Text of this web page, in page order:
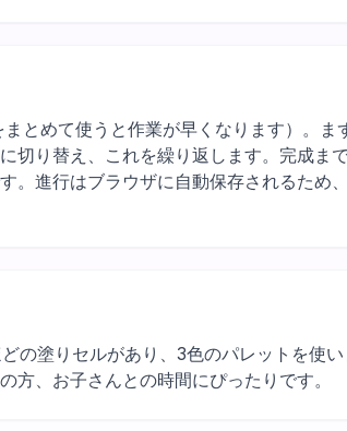
とめて使うと作業が早くなります）。ま
切り替え、これを繰り返します。完成ま
。進行はブラウザに自動保存されるため
の塗りセルがあり、3色のパレットを使
方、お子さんとの時間にぴったりです。